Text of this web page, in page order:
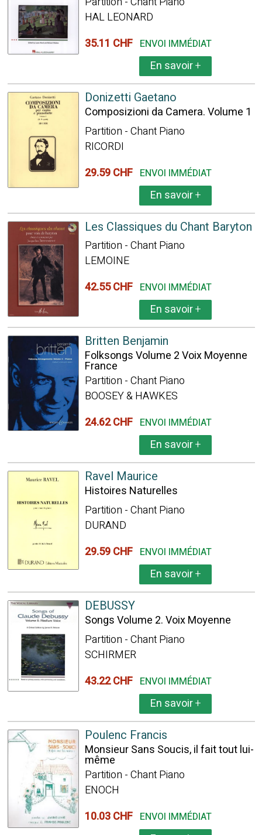
HAL LEONARD
35.11 CHF ENVOI IMMÉDIAT
En savoir+
Donizetti Gaetano
Composizioni da Camera. Volume 1
Partition - Chant Piano
RICORDI
29.59 CHF ENVOI IMMÉDIAT
En savoir+
Les Classiques du Chant Baryton
Partition - Chant Piano
LEMOINE
42.55 CHF ENVOI IMMÉDIAT
En savoir+
Britten Benjamin
Folksongs Volume 2 Voix Moyenne
France
Partition - Chant Piano
BOOSEY & HAWKES
24.62 CHF ENVOI IMMÉDIAT
En savoir+
Ravel Maurice
Histoires Naturelles
Partition - Chant Piano
DURAND
29.59 CHF ENVOI IMMÉDIAT
En savoir+
DEBUSSY
Songs Volume 2. Voix Moyenne
Partition - Chant Piano
SCHIRMER
43.22 CHF ENVOI IMMÉDIAT
En savoir+
Poulenc Francis
Monsieur Sans Soucis, il fait tout lui-
même
Partition - Chant Piano
ENOCH
10.03 CHF ENVOI IMMÉDIAT